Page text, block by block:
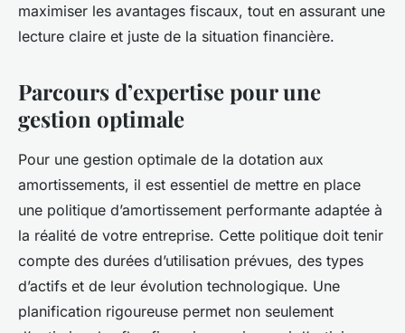
maximiser les avantages fiscaux, tout en assurant une
lecture claire et juste de la situation financière.
Parcours d’expertise pour une
gestion optimale
Pour une gestion optimale de la dotation aux
amortissements, il est essentiel de mettre en place
une politique d’amortissement performante adaptée à
la réalité de votre entreprise. Cette politique doit tenir
compte des durées d’utilisation prévues, des types
d’actifs et de leur évolution technologique. Une
planification rigoureuse permet non seulement